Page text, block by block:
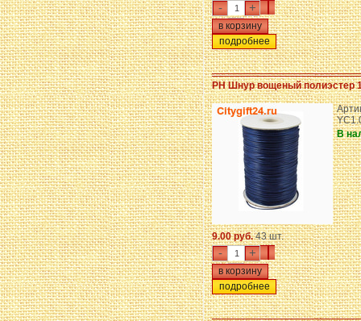
- +
подробнее
PH Шнур вощеный полиэстер
В
9.00 руб.43 шт.
- +
подробнее